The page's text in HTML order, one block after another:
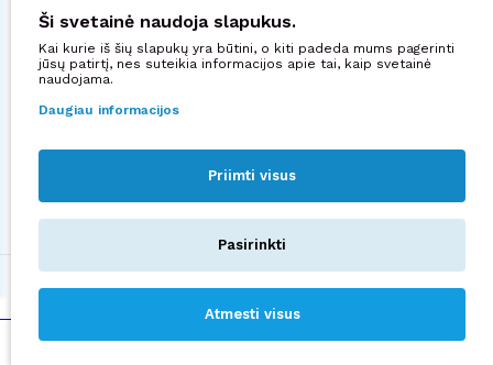
8.12€
Sekite mus:
©2026 UAB "Manjana".Privatumo politika
NEXINNO.TECH
Ši svetainė naudoja slapukus.
Kai kurie iš šių slapukų yra būtini, o kiti padeda mums pagerinti
jūsų patirtį, nes suteikia informacijos apie tai, kaip svetainė
naudojama.
Daugiau informacijos
Priimti visus
Pasirinkti
Atmesti visus